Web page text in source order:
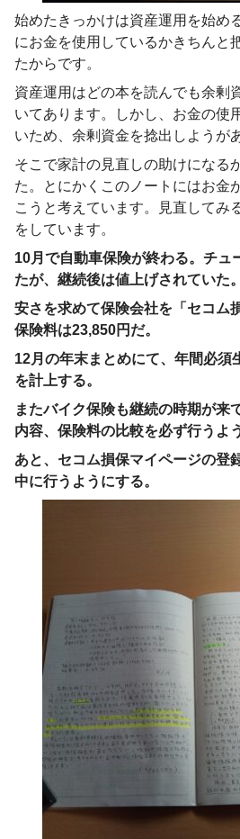
始めたきっかけは資産運用を始め
にお金を使用しているかきちんと
たからです。
資産運用はどの本を読んでも余剰
いてあります。しかし、お金の使
いため、余剰資金を捻出しようが
そこで家計の見直しの助けになる
た。とにかくこのノートにはお金
こうと考えています。見直してみ
をしています。
10月で自動車保険が終わる。チュ
たが、継続後は値上げされていた。
安さを求めて保険会社を「セコム
保険料は23,850円だ。
12月の年末まとめにて、年間必須
を計上する。
またバイク保険も継続の時期が来
内容、保険料の比較を必ず行うよ
あと、セコム損保マイページの登
中に行うようにする。